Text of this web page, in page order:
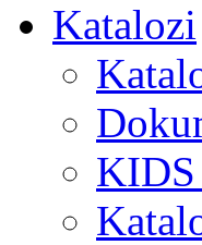
Katalozi